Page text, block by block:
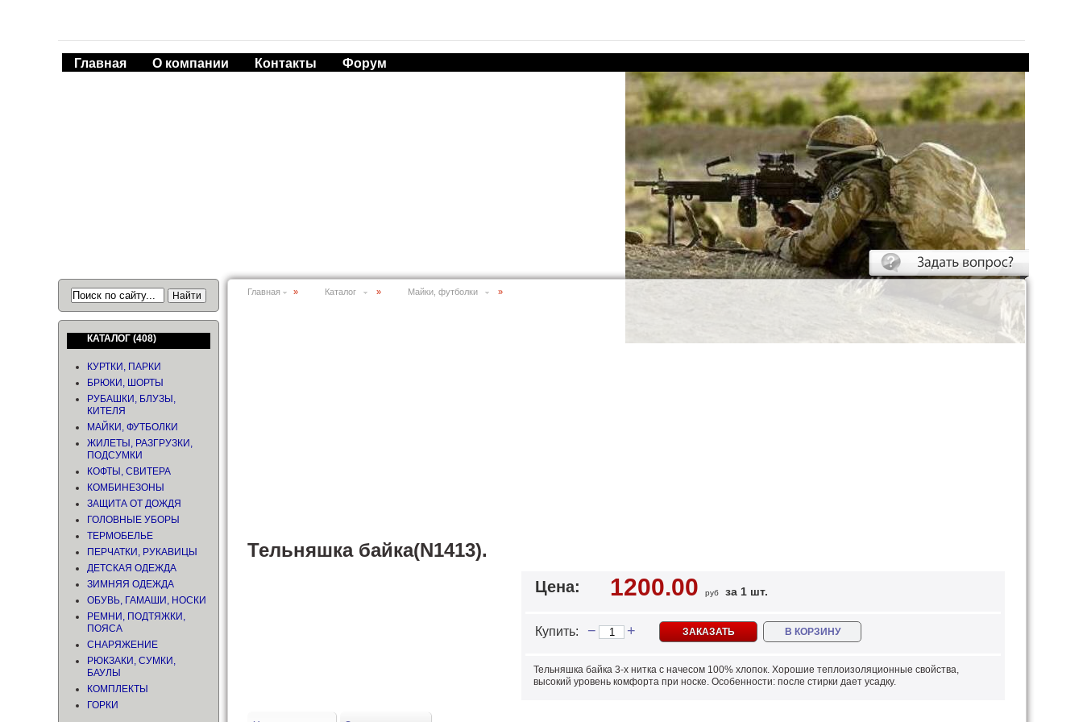
Главная О компании Контакты Форум
КАТАЛОГ (408)
КУРТКИ, ПАРКИ
БРЮКИ, ШОРТЫ
РУБАШКИ, БЛУЗЫ,
КИТЕЛЯ
МАЙКИ, ФУТБОЛКИ
ЖИЛЕТЫ, РАЗГРУЗКИ,
ПОДСУМКИ
КОФТЫ, СВИТЕРА
КОМБИНЕЗОНЫ
ЗАЩИТА ОТ ДОЖДЯ
ГОЛОВНЫЕ УБОРЫ
ТЕРМОБЕЛЬЕ
ПЕРЧАТКИ, РУКАВИЦЫ
ДЕТСКАЯ ОДЕЖДА
ЗИМНЯЯ ОДЕЖДА
ОБУВЬ, ГАМАШИ, НОСКИ
РЕМНИ, ПОДТЯЖКИ,
ПОЯСА
СНАРЯЖЕНИЕ
РЮКЗАКИ, СУМКИ,
БАУЛЫ
КОМПЛЕКТЫ
ГОРКИ
Главная » Каталог » Майки, футболки »
Тельняшка байка(N1413).
Цена: 1200.00 руб за 1 шт.
Купить: − + ЗАКАЗАТЬ В КОРЗИНУ
Тельняшка байка 3-х нитка с начесом 100% хлопок. Хорошие теплоизоляционные свойства,
высокий уровень комфорта при носке. Особенности: после стирки дает усадку.